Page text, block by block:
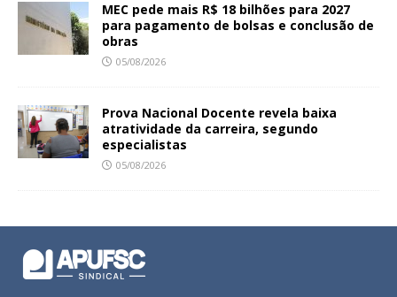
MEC pede mais R$ 18 bilhões para 2027
para pagamento de bolsas e conclusão de
obras
05/08/2026
Prova Nacional Docente revela baixa
atratividade da carreira, segundo
especialistas
05/08/2026